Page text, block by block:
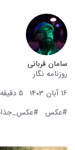
سامان قربانی
روزنامه نگار
16 آبان 1403
5 دقیقه زمان مطالعه
#عکس